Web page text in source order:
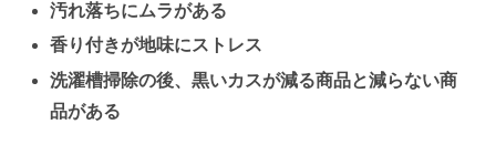
汚れ落ちにムラがある
香り付きが地味にストレス
洗濯槽掃除の後、黒いカスが減る商品と減らない商
品がある